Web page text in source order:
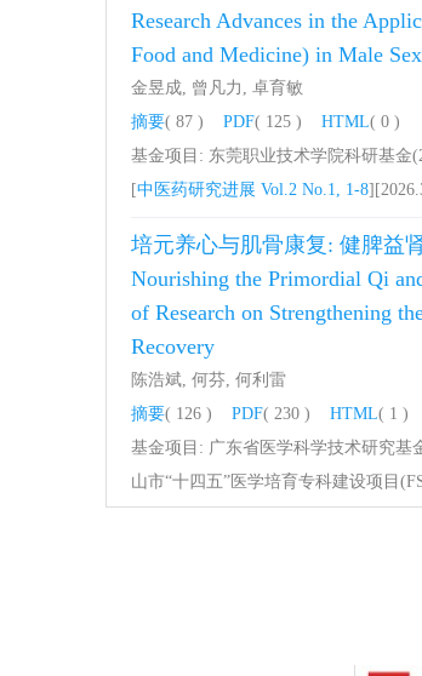
Research Advances in the
Food and Medicine) in Male
金昱成, 曾凡力, 卓育敏
摘要( 87 ) PDF( 125 ) HTML( 0 )
基金项目: 东莞职业技术学院科研基金
[中医药研究进展 Vol.2 No.1, 1-8
培元养心与肌骨康复: 健脾益
Nourishing the Primordial Qi
of Research on Strengthening
Recovery
陈浩斌, 何芬, 何利雷
摘要( 126 ) PDF( 230 ) HTML( 1 )
基金项目: 广东省医学科学技术研究基
山市“十四五”医学培育专科建设项目
Study on the Therapeutic
王朝阳, 周黎黎, 孙伟, 钟小兰, 李旺林